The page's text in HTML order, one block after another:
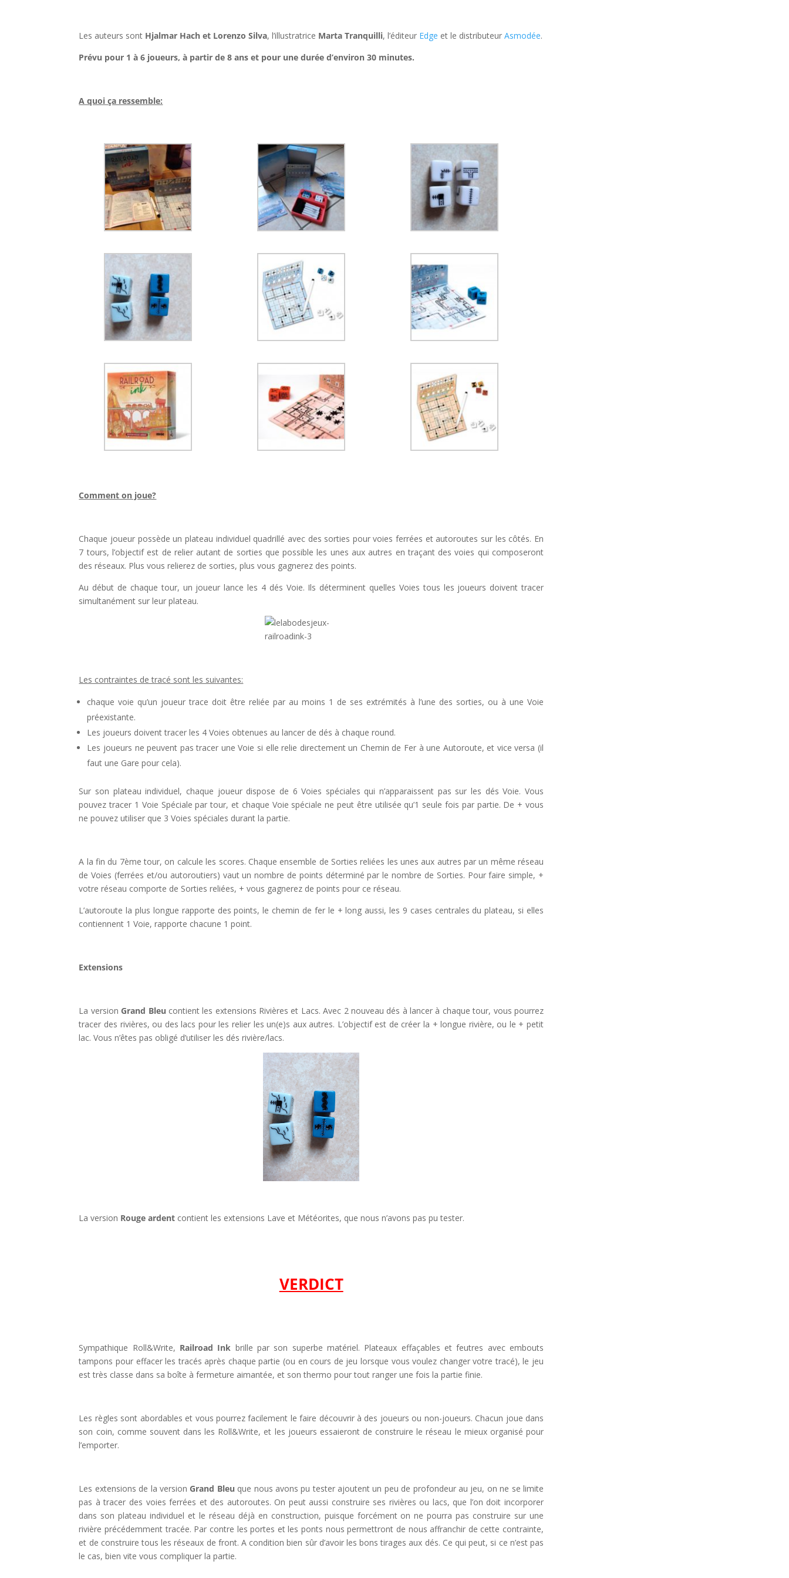
Les auteurs sont Hjalmar Hach et Lorenzo Silva, l’illustratrice Marta Tranquilli, l’éditeur Edge et le distributeurAsmodée.
Prévu pour 1 à 6 joueurs, à partir de 8 ans et pour une durée d’environ 30 minutes.
A quoi ça ressemble:
Comment on joue?
Chaque joueur possède un plateau individuel quadrillé avec des sorties pour voies ferrées et autoroutes sur les côtés. En
7 tours, l’objectif est de relier autant de sorties que possible les unes aux autres en traçant des voies qui composeront
des réseaux. Plus vous relierez de sorties, plus vous gagnerez des points.
Au début de chaque tour, un joueur lance les 4 dés Voie. Ils déterminent quelles Voies tous les joueurs doivent tracer
simultanément sur leur plateau.
Les contraintes de tracé sont les suivantes:
chaque voie qu’un joueur trace doit être reliée par au moins 1 de ses extrémités à l’une des sorties, ou à une Voie
préexistante.
Les joueurs doivent tracer les 4 Voies obtenues au lancer de dés à chaque round.
Les joueurs ne peuvent pas tracer une Voie si elle relie directement un Chemin de Fer à une Autoroute, et vice versa (il
faut une Gare pour cela).
Sur son plateau individuel, chaque joueur dispose de 6 Voies spéciales qui n’apparaissent pas sur les dés Voie. Vous
pouvez tracer 1 Voie Spéciale par tour, et chaque Voie spéciale ne peut être utilisée qu’1 seule fois par partie. De + vous
ne pouvez utiliser que 3 Voies spéciales durant la partie.
A la fin du 7ème tour, on calcule les scores. Chaque ensemble de Sorties reliées les unes aux autres par un même réseau
de Voies (ferrées et/ou autoroutiers) vaut un nombre de points déterminé par le nombre de Sorties. Pour faire simple, +
votre réseau comporte de Sorties reliées, + vous gagnerez de points pour ce réseau.
L’autoroute la plus longue rapporte des points, le chemin de fer le + long aussi, les 9 cases centrales du plateau, si elles
contiennent 1 Voie, rapporte chacune 1 point.
Extensions
La version Grand Bleu contient les extensions Rivières et Lacs. Avec 2 nouveau dés à lancer à chaque tour, vous pourrez
tracer des rivières, ou des lacs pour les relier les un(e)s aux autres. L’objectif est de créer la + longue rivière, ou le + petit
lac. Vous n’êtes pas obligé d’utiliser les dés rivière/lacs.
La version Rouge ardent contient les extensions Lave et Météorites, que nous n’avons pas pu tester.
VERDICT
Sympathique Roll&Write, Railroad Ink brille par son superbe matériel. Plateaux effaçables et feutres avec embouts
tampons pour effacer les tracés après chaque partie (ou en cours de jeu lorsque vous voulez changer votre tracé), le jeu
est très classe dans sa boîte à fermeture aimantée, et son thermo pour tout ranger une fois la partie finie.
Les règles sont abordables et vous pourrez facilement le faire découvrir à des joueurs ou non-joueurs. Chacun joue dans
son coin, comme souvent dans les Roll&Write, et les joueurs essaieront de construire le réseau le mieux organisé pour
l’emporter.
Les extensions de la version Grand Bleu que nous avons pu tester ajoutent un peu de profondeur au jeu, on ne se limite
pas à tracer des voies ferrées et des autoroutes. On peut aussi construire ses rivières ou lacs, que l’on doit incorporer
dans son plateau individuel et le réseau déjà en construction, puisque forcément on ne pourra pas construire sur une
rivière précédemment tracée. Par contre les portes et les ponts nous permettront de nous affranchir de cette contrainte,
et de construire tous les réseaux de front. A condition bien sûr d’avoir les bons tirages aux dés. Ce qui peut, si ce n’est pas
le cas, bien vite vous compliquer la partie.